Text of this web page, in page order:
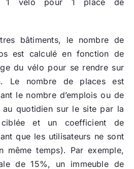
bâtiments, le nombre de
est calculé en fonction de
du vélo pour se rendre sur
Le nombre de places est
le nombre d’emplois ou de
au quotidien sur le site par la
et un coefficient de
que les utilisateurs ne sont
même temps). Par exemple,
de 15%, un immeuble de